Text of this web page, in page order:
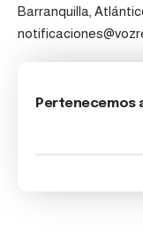
Barranquilla,
Pertenecemos